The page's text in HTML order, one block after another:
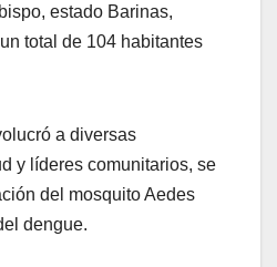
estado Barinas,
total de 104 habitantes
a diversas
y líderes comunitarios, se
del mosquito Aedes
dengue.